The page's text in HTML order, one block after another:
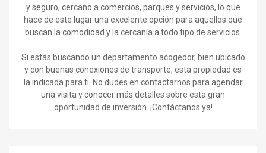
y seguro, cercano a comercios, parques y servicios, lo que
hace de este lugar una excelente opción para aquellos que
buscan la comodidad y la cercanía a todo tipo de servicios.
Si estás buscando un departamento acogedor, bien ubicado
y con buenas conexiones de transporte, esta propiedad es
la indicada para ti. No dudes en contactarnos para agendar
una visita y conocer más detalles sobre esta gran
oportunidad de inversión. ¡Contáctanos ya!